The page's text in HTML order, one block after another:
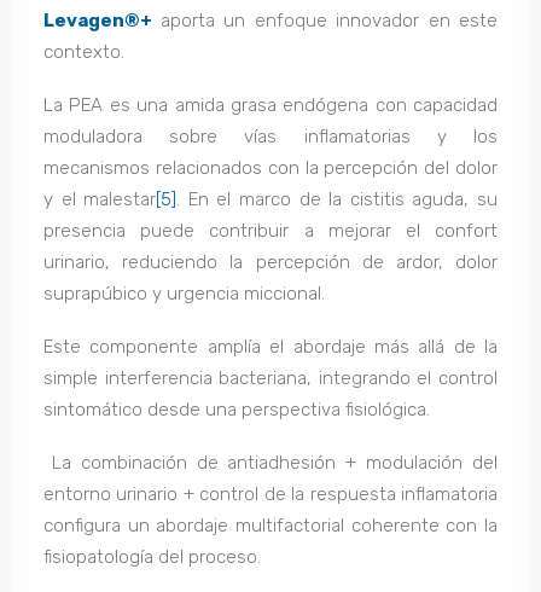
Levagen®+ aporta un enfoque innovador en este
contexto.
La PEA es una amida grasa endógena con capacidad
moduladora sobre vías inflamatorias y los
mecanismos relacionados con la percepción del dolor
y el malestar[5]. En el marco de la cistitis aguda, su
presencia puede contribuir a mejorar el confort
urinario, reduciendo la percepción de ardor, dolor
suprapúbico y urgencia miccional.
Este componente amplía el abordaje más allá de la
simple interferencia bacteriana, integrando el control
sintomático desde una perspectiva fisiológica.
La combinación de antiadhesión + modulación del
entorno urinario + control de la respuesta inflamatoria
configura un abordaje multifactorial coherente con la
fisiopatología del proceso.